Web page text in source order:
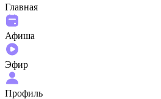
Главная
Афиша
Эфир
Профиль